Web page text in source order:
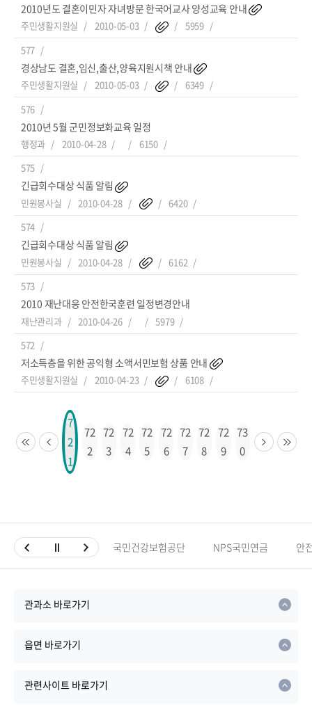
2010년도 결혼이민자 자녀방문 한국어교사 양성교육 안내
주민생활지원실 2010-05-03
5959
577
경상남도 결혼,임신,출산,양육지원시책 안내
주민생활지원실 2010-05-03
6349
576
2010년 5월 군민정보화교육 일정
행정과 2010-04-28
6150
575
긴급회수대상 식품 알림
민원봉사실 2010-04-28
6420
574
긴급회수대상 식품 알림
민원봉사실 2010-04-28
6162
573
2010 재난대응 안전한국훈련 일정변경안내
재난관리과 2010-04-26
5979
572
저소득층을 위한 공익형 소액서민보험 상품 안내
주민생활지원실 2010-04-23 6108
7
2
1
72
2
72
3
72
4
72
5
72
6
72
7
72
8
72
9
73
0
국민건강보험공단 NPS국민연금 안
관과소 바로가기
읍면 바로가기
관련사이트 바로가기